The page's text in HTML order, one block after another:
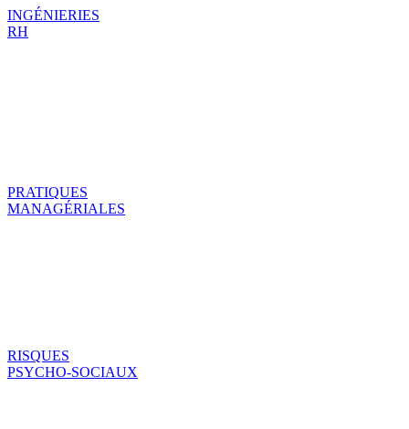
INGÉNIERIES
RH
PRATIQUES
MANAGÉRIALES
RISQUES
PSYCHO-SOCIAUX